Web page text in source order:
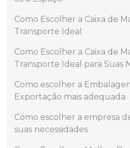
Como Escolher a Caixa de
Transporte Ideal
Como Escolher a Caixa de
Transporte Ideal para Suas
Como escolher a
Exportação mais adequada
Como escolher a empresa
suas necessidades